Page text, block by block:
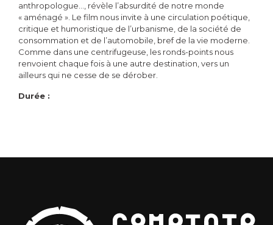
anthropologue…, révèle l’absurdité de notre monde
« aménagé ». Le film nous invite à une circulation poétique,
critique et humoristique de l’urbanisme, de la société de
consommation et de l’automobile, bref de la vie moderne.
Comme dans une centrifugeuse, les ronds-points nous
renvoient chaque fois à une autre destination, vers un
ailleurs qui ne cesse de se dérober.
Durée :